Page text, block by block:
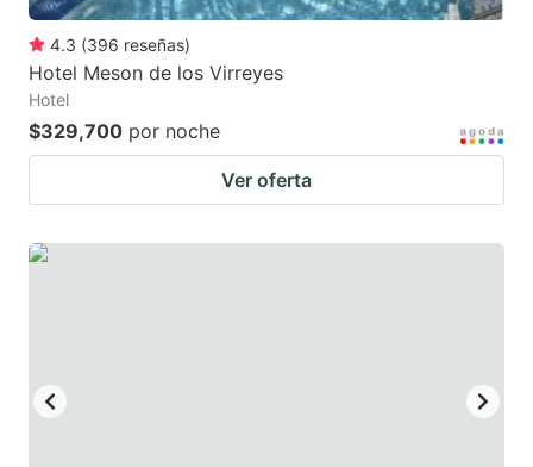
shortcuts
for
changing
shortcuts
4.3 (396 reseñas)
Hotel Meson de los Virreyes
Hotel
$329,700 por noche
Ver oferta